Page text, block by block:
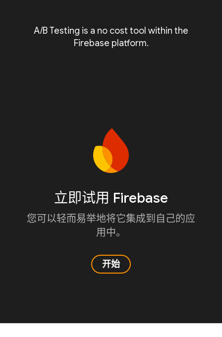
A/B Testing is a no cost tool within the
Firebase platform.
立即试用 Firebase
您可以轻而易举地将它集成到自己的应
用中。
开始